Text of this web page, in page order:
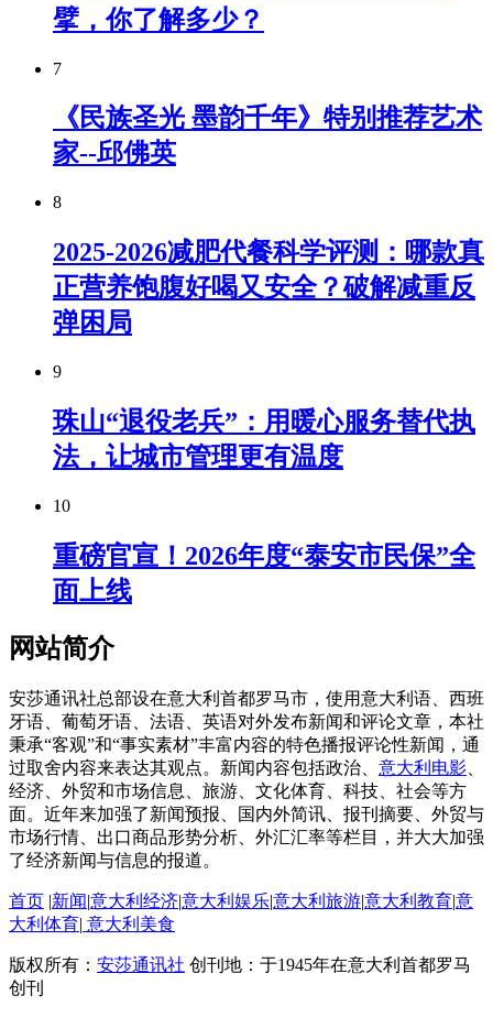
擘，你了解多少？
7
《民族圣光 墨韵千年》特别推荐艺术
家--邱佛英
8
2025-2026减肥代餐科学评测：哪款真
正营养饱腹好喝又安全？破解减重反
弹困局
9
珠山“退役老兵”：用暖心服务替代执
法，让城市管理更有温度
10
重磅官宣！2026年度“泰安市民保”全
面上线
网站简介
安莎通讯社总部设在意大利首都罗马市，使用意大利语、西班
牙语、葡萄牙语、法语、英语对外发布新闻和评论文章，本社
秉承“客观”和“事实素材”丰富内容的特色播报评论性新闻，通
过取舍内容来表达其观点。新闻内容包括政治、 意大利电影
经济、外贸和市场信息、旅游、文化体育、科技、社会等方
面。近年来加强了新闻预报、国内外简讯、报刊摘要、外贸与
市场行情、出口商品形势分析、外汇汇率等栏目，并大大加强
了经济新闻与信息的报道。
首页 |新闻|意大利经济|意大利娱乐|意大利旅游|意大利教育|意
大利体育| 意大利美食
版权所有： 安莎通讯社 创刊地：于1945年在意大利首都罗马
创刊